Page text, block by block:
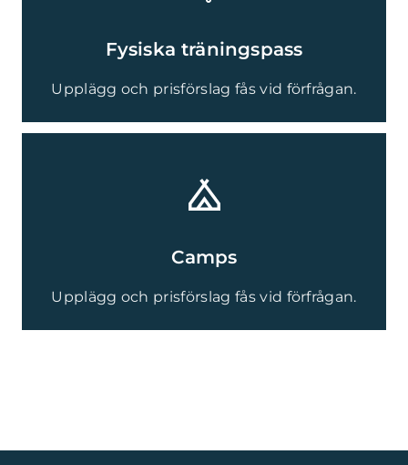
Fysiska träningspass
Upplägg och prisförslag fås vid förfrågan.
Camps
Upplägg och prisförslag fås vid förfrågan.